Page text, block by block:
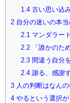
1.4古い思い込
2 自分の迷いの本
2.1マンダラー
2.2「誰かのた
2.3間違う自分
2.4謝る、感謝
3 人の判断はなん
4 やるという選択